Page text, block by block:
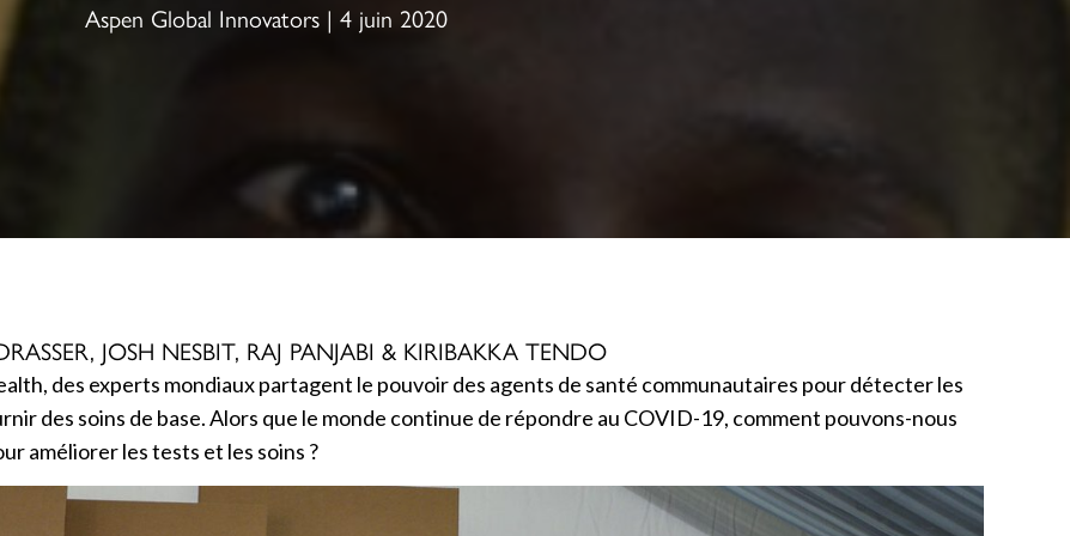
Aspen Global Innovators | 4 juin 2020
JOSH NESBIT, RAJ PANJABI & KIRIBAKKA TENDO
des experts mondiaux partagent le pouvoir des agents de santé communautaires pour détecter les
des soins de base. Alors que le monde continue de répondre au COVID-19, comment pouvons-nous
améliorer les tests et les soins ?